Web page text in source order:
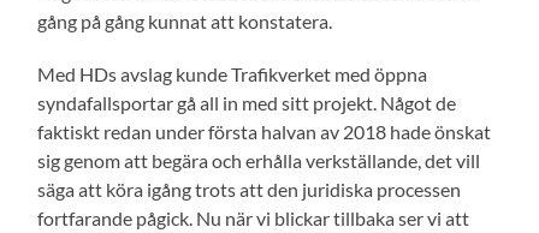
gång på gång kunnat att konstatera.
Med HDs avslag kunde Trafikverket med öppna
syndafallsportar gå all in med sitt projekt. Något de
faktiskt redan under första halvan av 2018 hade önskat
sig genom att begära och erhålla verkställande, det vill
säga att köra igång trots att den juridiska processen
fortfarande pågick. Nu när vi blickar tillbaka ser vi att